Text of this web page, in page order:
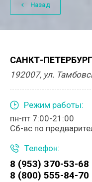
Назад
САНКТ-
192007, ул.
Режим работы:
пн-пт 7:00-21:00
Сб-вс по
Телефон:
8 (953) 370-53-68
8 (800) 555-84-70